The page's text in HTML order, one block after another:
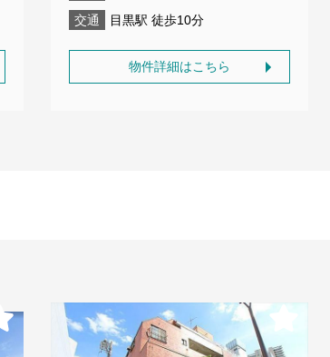
交通
目黒駅 徒歩10分
物件詳細はこちら